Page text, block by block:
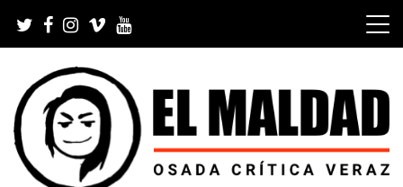
content